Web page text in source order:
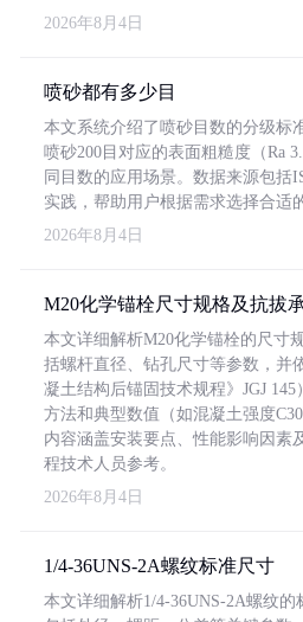
2026年8月4日
喷砂都有多少目
本文系统介绍了喷砂目数的分级标
喷砂200目对应的表面粗糙度（Ra
同目数的应用场景。数据来源包括
实践，帮助用户根据需求选择合适
2026年8月4日
M20化学锚栓尺寸规格及抗拔
本文详细解析M20化学锚栓的尺寸
括螺杆直径、钻孔尺寸等参数，并
凝土结构后锚固技术规程》JGJ
方法和典型数值（如混凝土强度
内容涵盖安装要点、性能影响因素
程技术人员参考。
2026年8月4日
1/4-36UNS-2A螺纹标准尺寸
本文详细解析1/4-36UNS-2A螺纹的